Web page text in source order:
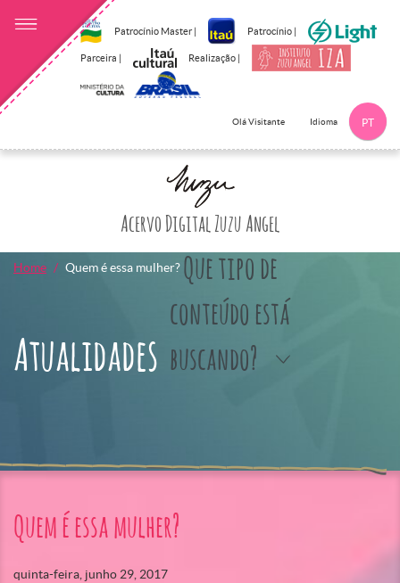
Patrocínio Master | Patrocínio |
Parceira | Realização |
Olá Visitante Idioma PT
Acervo Digital Zuzu Angel
Que tipo de
conteúdo está
buscando?
Home Quem é essa mulher?
Atualidades
Quem é essa mulher?
quinta-feira, junho 29, 2017